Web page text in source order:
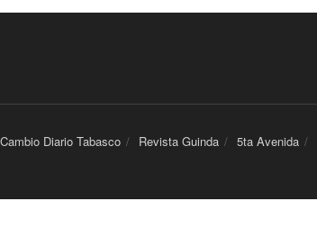
Diario Tabasco Revista Guinda 5ta Avenida